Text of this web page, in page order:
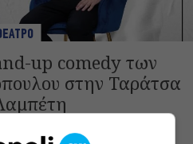
up comedy των
στην Ταράτσα